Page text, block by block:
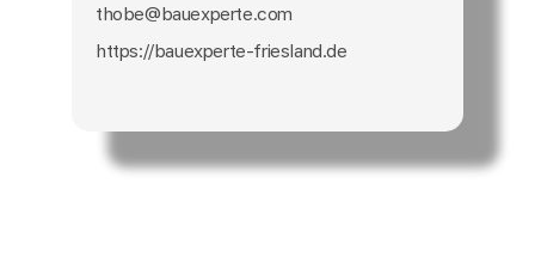
thobe@bauexperte.com
https://bauexperte-friesland.de